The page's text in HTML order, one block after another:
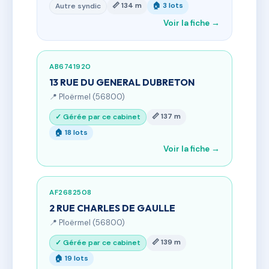
Autre syndic 📏 134 m 🏠 3 lots
Voir la fiche →
AB6741920
13 RUE DU GENERAL DUBRETON
📍 Ploërmel (56800)
✓ Gérée par ce cabinet
📏 137 m
🏠 18 lots
Voir la fiche →
AF2682508
2 RUE CHARLES DE GAULLE
📍 Ploërmel (56800)
✓ Gérée par ce cabinet
📏 139 m
🏠 19 lots